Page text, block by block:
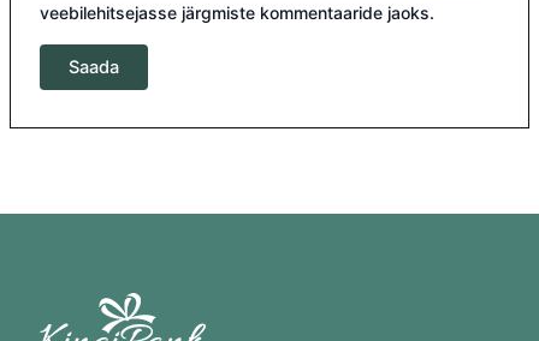
veebilehitsejasse järgmiste kommentaaride jaoks.